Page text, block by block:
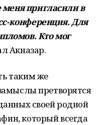
меня пригласили в
конференция. Для
Кто мог
Акназар.
таким же
претворятся
своей родной
который всегда